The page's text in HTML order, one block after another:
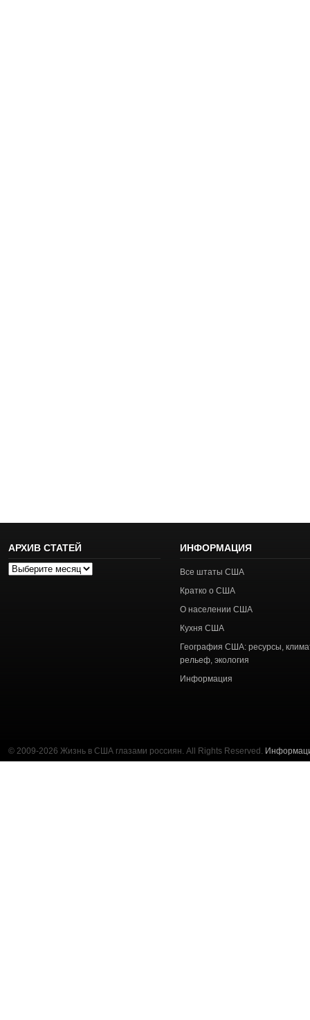
АРХИВ СТАТЕЙ
Архив
ИНФОРМАЦИЯ
Все штаты США
Кратко о США
О населении США
Кухня США
География США: ресурсы,
рельеф, экология
Информация
© 2009-2026 Жизнь в США глазами россиян. All Rights Reserved.